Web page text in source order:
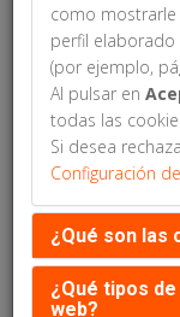
como
perfil elaborado
(por ejemplo,
Al pulsar en
todas las
Si desea
Configuración
¿Qué son las
¿Qué tipos
web?
María